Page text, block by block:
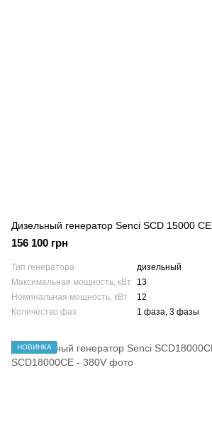
Дизельный генератор Senci SCD 15000 CE
156 100 грн
Тип генератора
дизельный
Максимальная мощность, кВт
13
Номинальная мощность, кВт
12
Количество фаз
1 фаза, 3 фазы
НОВИНКА